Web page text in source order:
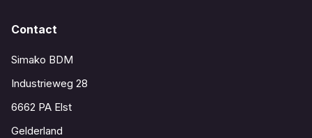
Contact
Simako BDM
Industrieweg 28
6662 PA Elst
Gelderland